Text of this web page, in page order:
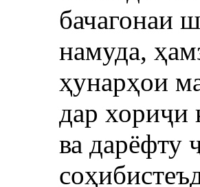
бачагонаи
намуда,
ҳунарҳои
дар хориҷи
ва дарёфту